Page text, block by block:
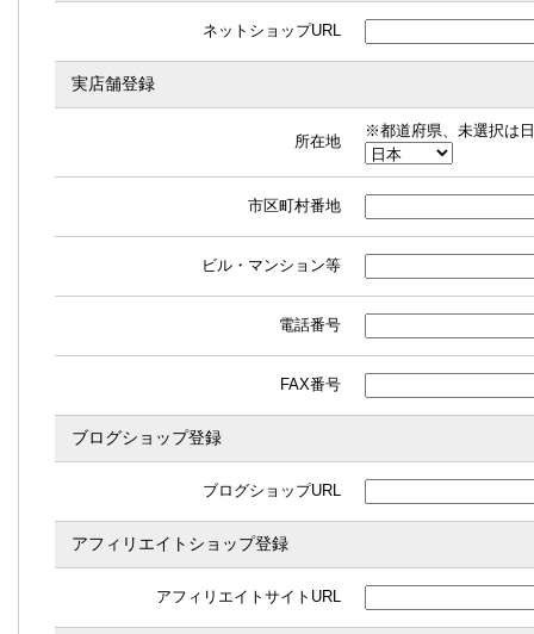
ネットショップURL
実店舗登録
所在地
※都道府県、未選択は
市区町村番地
ビル・マンション等
電話番号
FAX番号
ブログショップ登録
ブログショップURL
アフィリエイトショップ登録
アフィリエイトサイトURL